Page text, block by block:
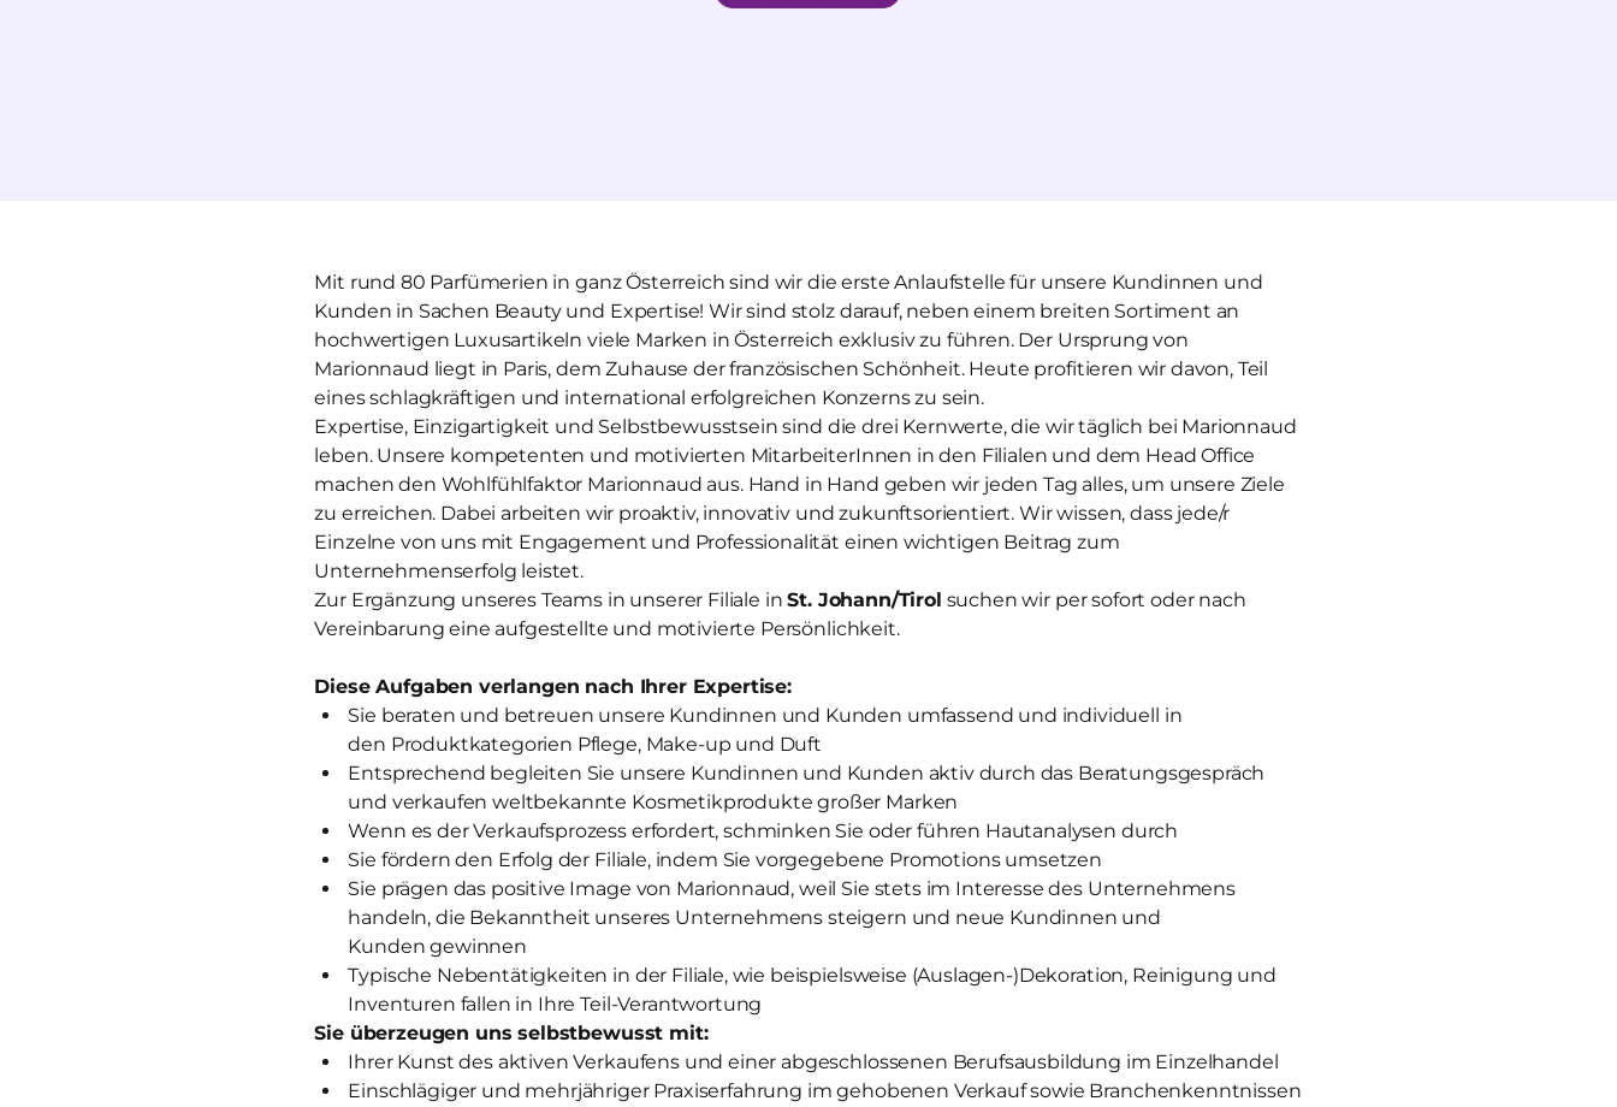
Mit rund 80 Parfümerien in ganz Österreich sind wir die erste Anlaufstelle für unsere Kundinnen und
Kunden in Sachen Beauty und Expertise! Wir sind stolz darauf, neben einem breiten Sortiment an
hochwertigen Luxusartikeln viele Marken in Österreich exklusiv zu führen. Der Ursprung von
Marionnaud liegt in Paris, dem Zuhause der französischen Schönheit. Heute profitieren wir davon, Teil
eines schlagkräftigen und international erfolgreichen Konzerns zu sein.
Expertise, Einzigartigkeit und Selbstbewusstsein sind die drei Kernwerte, die wir täglich bei Marionnaud
leben. Unsere kompetenten und motivierten MitarbeiterInnen in den Filialen und dem Head Office
machen den Wohlfühlfaktor Marionnaud aus. Hand in Hand geben wir jeden Tag alles, um unsere Ziele
zu erreichen. Dabei arbeiten wir proaktiv, innovativ und zukunftsorientiert. Wir wissen, dass jede/r
Einzelne von uns mit Engagement und Professionalität einen wichtigen Beitrag zum
Unternehmenserfolg leistet.
Zur Ergänzung unseres Teams in unserer Filiale inSt. Johann/Tirol suchen wir per sofort oder nach
Vereinbarung eine aufgestellte und motivierte Persönlichkeit.
Diese Aufgaben verlangen nach Ihrer Expertise:
Sie beraten und betreuen unsere Kundinnen und Kunden umfassend und individuell in
den Produktkategorien Pflege, Make-up und Duft
Entsprechend begleiten Sie unsere Kundinnen und Kunden aktiv durch das Beratungsgespräch
und verkaufen weltbekannte Kosmetikprodukte großer Marken
Wenn es der Verkaufsprozess erfordert, schminken Sie oder führen Hautanalysen durch
Sie fördern den Erfolg der Filiale, indem Sie vorgegebene Promotions umsetzen
Sie prägen das positive Image von Marionnaud, weil Sie stets im Interesse des Unternehmens
handeln, die Bekanntheit unseres Unternehmens steigern und neue Kundinnen und
Kunden gewinnen
Typische Nebentätigkeiten in der Filiale, wie beispielsweise (Auslagen-)Dekoration, Reinigung und
Inventuren fallen in Ihre Teil-Verantwortung
Sie überzeugen uns selbstbewusst mit:
Ihrer Kunst des aktiven Verkaufens und einer abgeschlossenen Berufsausbildung im Einzelhandel
Einschlägiger und mehrjähriger Praxiserfahrung im gehobenen Verkauf sowie Branchenkenntnissen